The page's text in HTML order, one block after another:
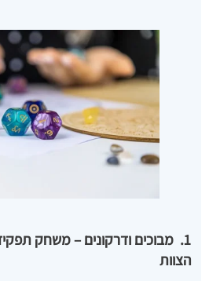
1. מבוכים ודרקונים – משחק
הצוות